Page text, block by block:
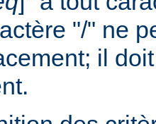
"/" ne
il